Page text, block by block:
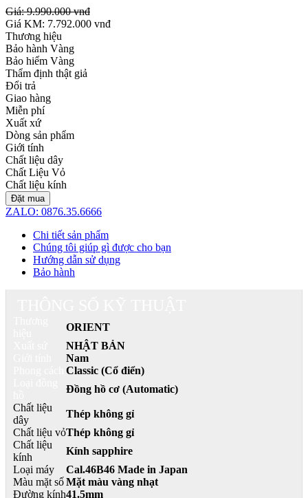
Giá:9.990.000 vnđ
Giá KM: 7.792.000 vnđ
Thương hiệu
Bảo hành Vàng
Bảo hiểm Vàng
Thẩm định thật giả
Đổi trả
Giao hàng
Miễn phí
Xuất xứ
Dòng sản phẩm
Giới tính
Chất liệu dây
Chất Liệu Vỏ
Chất liệu kính
Đặt mua
ZALO: 0876.35.6666
Chi tiết sản phẩm
Chúng tôi giúp gì được cho bạn
Hướng dẫn sử dụng
Bảo hành
ORIENT
NHẬT BẢN
Nam
Classic (Cổ điển)
Đồng hồ cơ (Automatic)
Chất liệu
dây
Thép không gỉ
Chất liệu vỏThép không gỉ
Chất liệu
kính
Kính sapphire
Loại máy
Cal.46B46 Made in Japan
Màu mặt sốMặt màu vàng nhạt
Đường kính41.5mm